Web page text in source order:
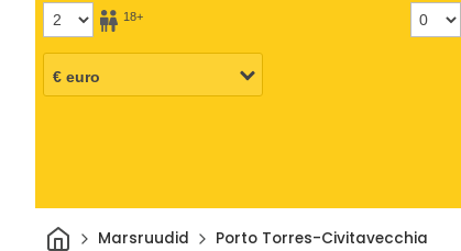
18+
Avaleht
Marsruudid Porto Torres-Civitavecchia